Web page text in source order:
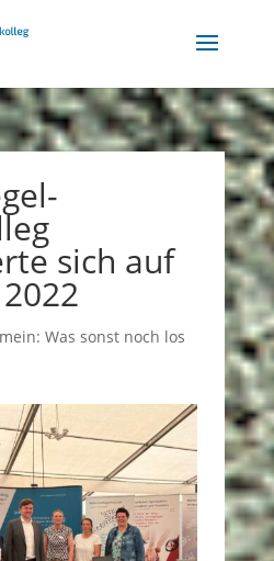
sich auf
Was sonst noch los